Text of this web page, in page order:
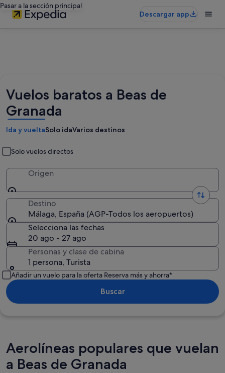
Pasar a la sección principal
Descargar app
Vuelos baratos a Beas de
Granada
Ida y vueltaSolo idaVarios destinos
Solo vuelos directos
Origen
Destino
Málaga, España (AGP-Todos los aeropuertos)
Selecciona las fechas
20 ago - 27 ago
Personas y clase de cabina
1 persona, Turista
Añadir un vuelo para la oferta Reserva más y ahorra*
Buscar
Aerolíneas populares que vuelan
a Beas de Granada